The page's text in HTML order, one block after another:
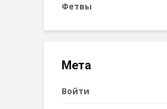
Фетвы
Мета
Войти